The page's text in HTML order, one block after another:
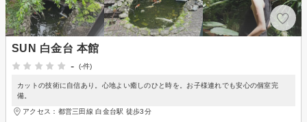
SUN 白金台 本館
-
(-件)
カットの技術に自信あり。心地よい癒しのひと時を。お子様連れでも安心の個室完
備。
アクセス：都営三田線 白金台駅 徒歩3分